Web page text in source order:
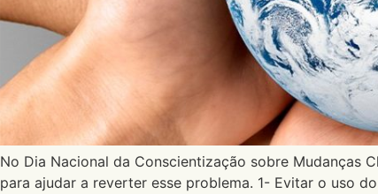
No Dia Nacional da Conscientização sobre Mudanças
para ajudar a reverter esse problema. 1- Evitar o uso